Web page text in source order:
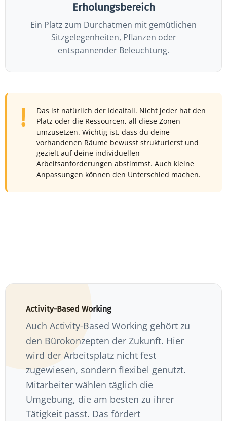
Erholungsbereich
Ein Platz zum Durchatmen mit gemütlichen
Sitzgelegenheiten, Pflanzen oder
entspannender Beleuchtung.
Das ist natürlich der Idealfall. Nicht jeder hat den
Platz oder die Ressourcen, all diese Zonen
umzusetzen. Wichtig ist, dass du deine
vorhandenen Räume bewusst strukturierst und
gezielt auf deine individuellen
Arbeitsanforderungen abstimmst. Auch kleine
Anpassungen können den Unterschied machen.
Activity-Based Working
Auch Activity-Based Working gehört zu
den Bürokonzepten der Zukunft. Hier
wird der Arbeitsplatz nicht fest
zugewiesen, sondern flexibel genutzt.
Mitarbeiter wählen täglich die
Umgebung, die am besten zu ihrer
Tätigkeit passt. Das fördert